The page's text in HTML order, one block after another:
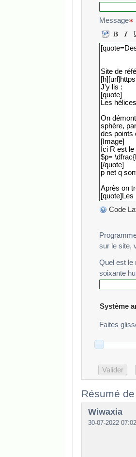
Message
Code
Programme
sur le site,
Quel est le
soixante
Système
Faites
Résumé
Wiwaxia
30-07-2022